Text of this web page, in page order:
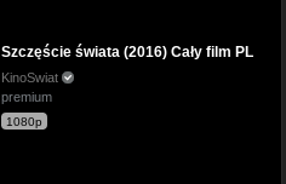
Szczęście świata (2016) Cały film PL
KinoSwiat
premium
1080p